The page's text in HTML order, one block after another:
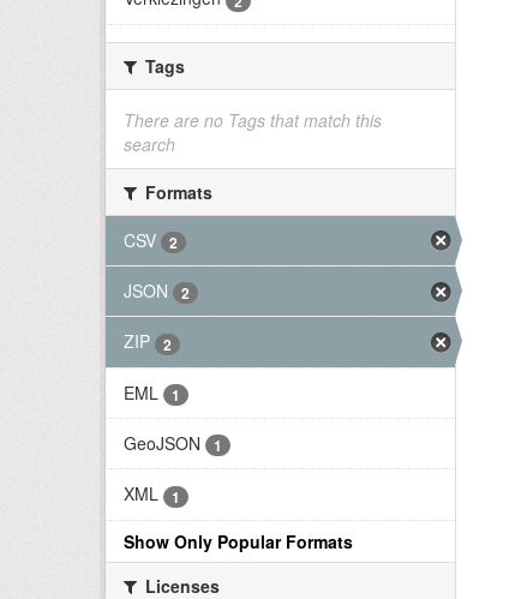
Tags
There are no Tags that match this
search
Formats
CSV
2
JSON 2
ZIP 2
EML 1
GeoJSON 1
XML 1
Show Only Popular Formats
Licenses